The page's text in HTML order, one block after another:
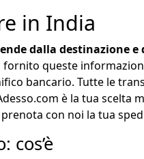
in India
dalla destinazione
queste
bancario. Tutte le
è la tua
con noi la tua
cos’è